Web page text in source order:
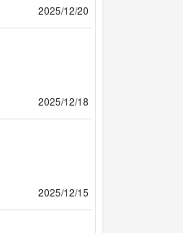
2025/12/20
2025/12/18
2025/12/15